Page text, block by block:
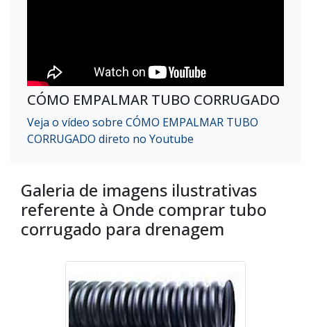
CÓMO EMPALMAR TUBO CORRUGADO
Veja o vídeo sobre CÓMO EMPALMAR TUBO
CORRUGADO direto no Youtube
Galeria de imagens ilustrativas
referente à Onde comprar tubo
corrugado para drenagem